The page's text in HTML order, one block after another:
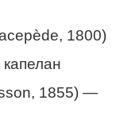
1800)
1855) —